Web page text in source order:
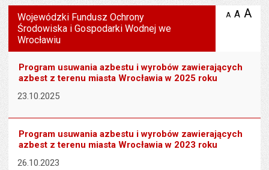
Wyświetlono artykuł "Wojewódzki Fundusz Ochrony Środowiska
Wojewódzki Fundusz Ochrony
Środowiska i Gospodarki Wodnej we
Wrocławiu
A zmniejsz
A A
Program usuwania azbestu i wyrobów zawierających
azbest z terenu miasta Wrocławia w 2025 roku
23.10.2025
Program usuwania azbestu i wyrobów zawierających
azbest z terenu miasta Wrocławia w 2023 roku
26.10.2023